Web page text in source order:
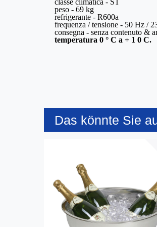
peso - 69 kg
refrigerante - R600a
frequenza / tensione - 50 Hz /
consegna - senza contenuto &
temperatura 0 ° C a + 1 0 C.
Das könnte Sie